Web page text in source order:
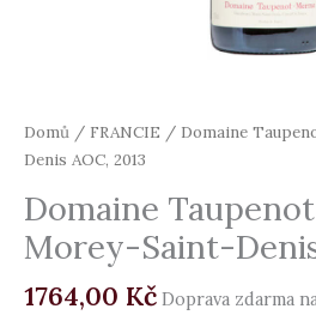
Domů / FRANCIE / Domaine
Denis AOC, 2013
Domaine
Morey-Saint-
1764,00 Kč Doprava zdarma